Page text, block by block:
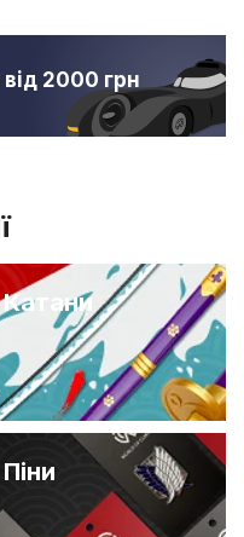
2000 грн
Катани
Піни